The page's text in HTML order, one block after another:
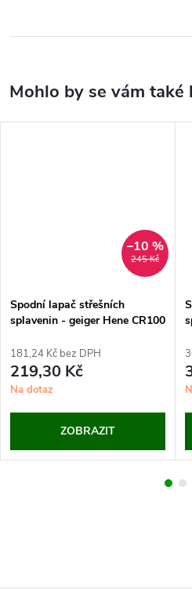
245 Kč
–10 %
Spodní lapač střešních
splavenin - geiger Hene CR100
181,24 Kč bez DPH
219,30 Kč
Na dotaz
ZOBRAZIT